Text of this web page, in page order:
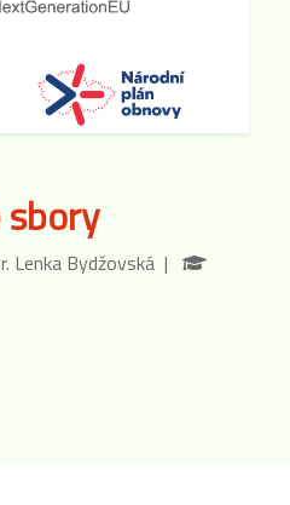
Lenka Bydžovská |